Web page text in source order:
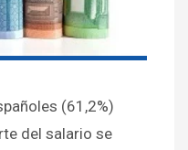
(61,2%)
del salario se